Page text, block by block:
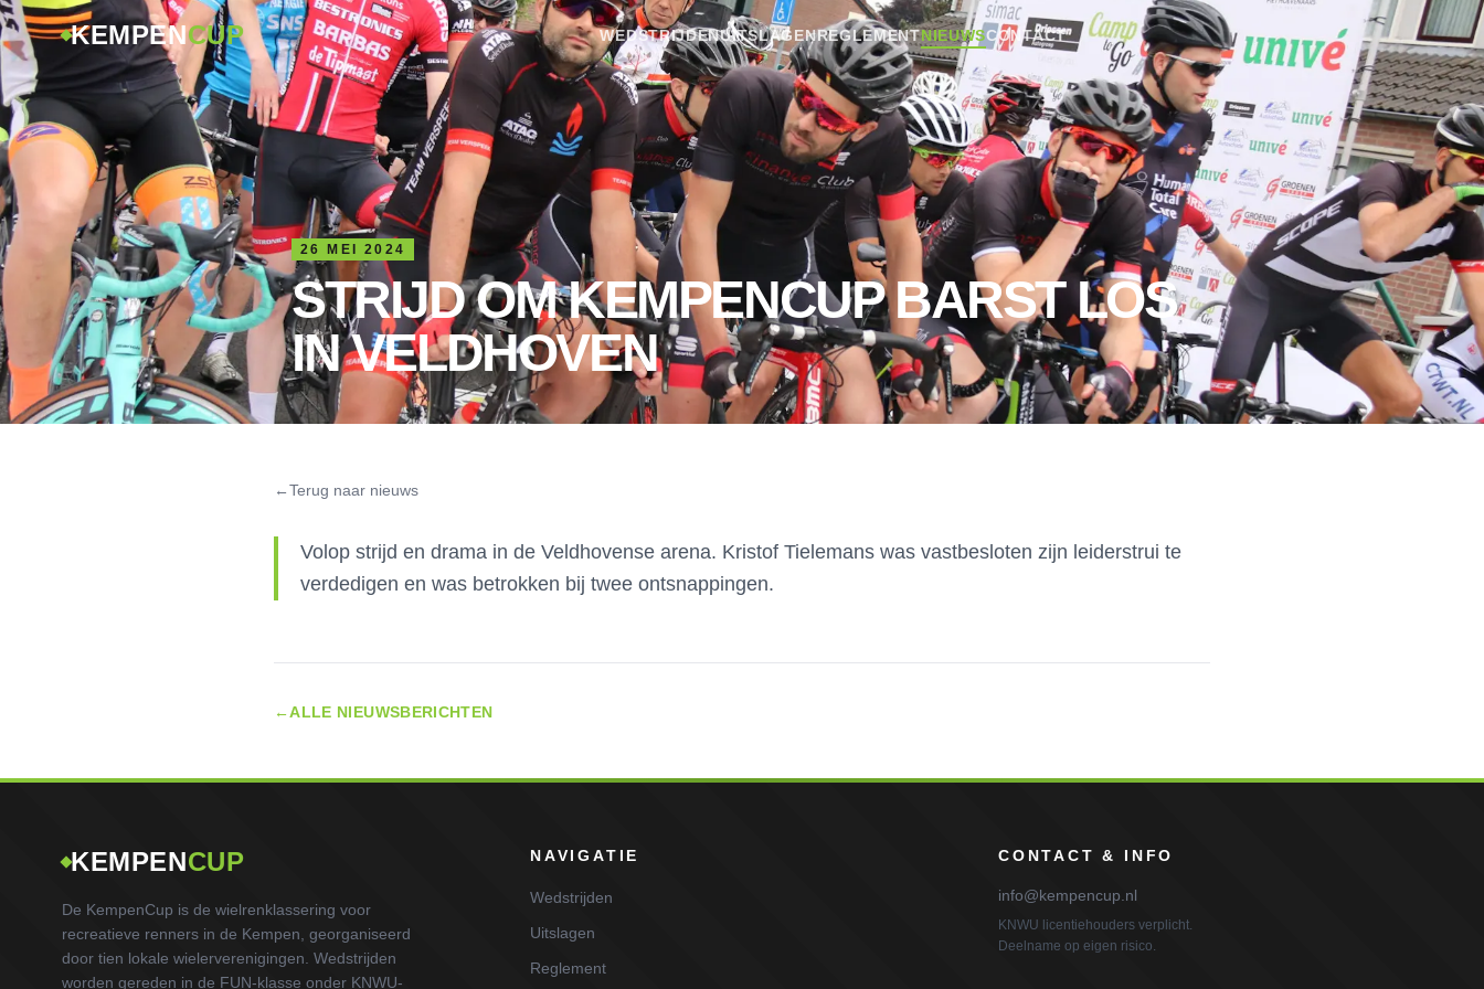
KEMPENCUP WEDSTRIJDENUITSLAGENREGLEMENTNIEUWSCONTACT
26 MEI 2024
STRIJD OM KEMPENCUP BARST LOS
IN VELDHOVEN
←Terug naar nieuws
Volop strijd en drama in de Veldhovense arena. Kristof Tielemans was vastbesloten zijn leiderstrui te
verdedigen en was betrokken bij twee ontsnappingen.
←ALLE NIEUWSBERICHTEN
KEMPENCUP
De KempenCup is de wielrenklassering voor
recreatieve renners in de Kempen, georganiseerd
door tien lokale wielerverenigingen. Wedstrijden
worden gereden in de FUN-klasse onder KNWU-
NAVIGATIE
Wedstrijden
Uitslagen
Reglement
CONTACT & INFO
info@kempencup.nl
KNWU licentiehouders verplicht.
Deelname op eigen risico.